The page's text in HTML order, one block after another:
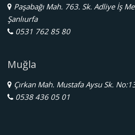
Paşabağı Mah. 763. Sk. Adliye İş
Şanlıurfa
0531 762 85 80
Muğla
Çırkan Mah. Mustafa Aysu Sk.
0538 436 05 01